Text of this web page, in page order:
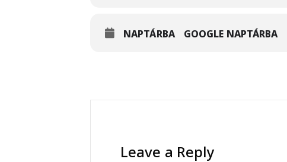
NAPTÁRBA GOOGLE NAPTÁRBA
Leave a Reply